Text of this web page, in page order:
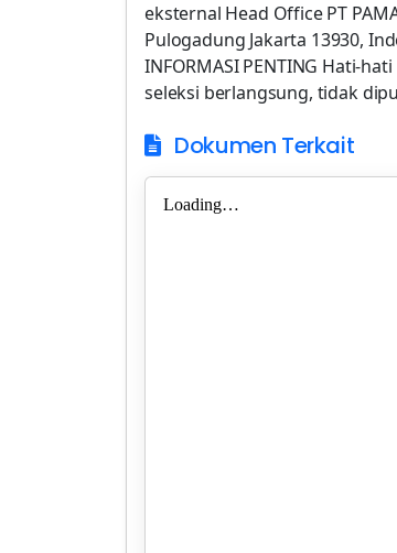
eksternal Head Office PT
Pulogadung Jakarta 13930,
INFORMASI PENTING Hati-
seleksi berlangsung, tidak
Dokumen Terkait